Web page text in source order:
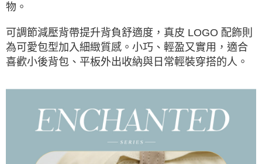
物。
可調節減壓背帶提升背負舒適度，真皮 LOGO 配飾則
為可愛包型加入細緻質感。小巧、輕盈又實用，適合
喜歡小後背包、平板外出收納與日常輕裝穿搭的人。